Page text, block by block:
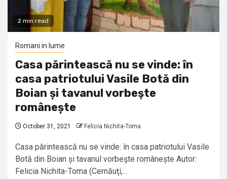
2 min read
Romani in lume
Casa părintească nu se vinde: în
casa patriotului Vasile Botă din
Boian și tavanul vorbeşte
românește
October 31, 2021 Felicia Nichita-Toma
Casa părintească nu se vinde: în casa patriotului Vasile
Botă din Boian și tavanul vorbeşte românește Autor:
Felicia Nichita-Toma (Cernăuţi,...